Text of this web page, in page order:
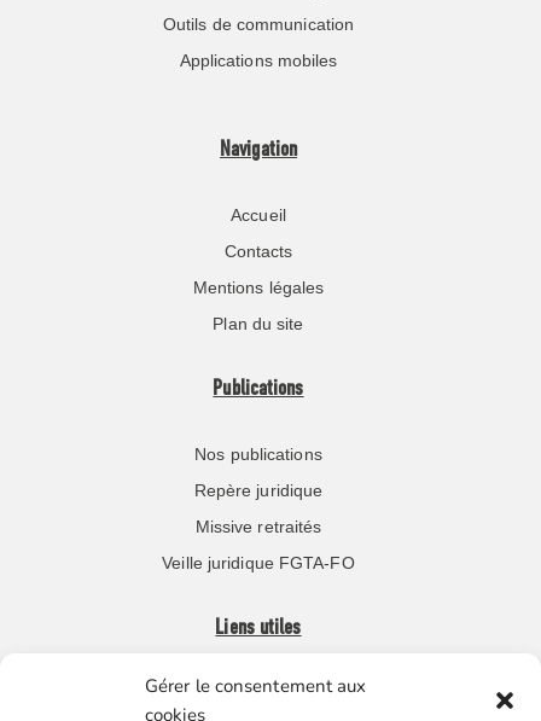
Gérer le consentement aux
cookies
Outils de communication
Applications mobiles
Navigation
Accueil
Contacts
Mentions légales
Plan du site
Publications
Nos publications
Repère juridique
Missive retraités
Veille juridique FGTA-FO
Liens utiles
Boutique en ligne